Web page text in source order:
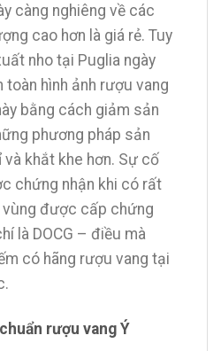
càng nghiêng về các
cao hơn là giá rẻ. Tuy
nho tại Puglia ngày
toàn hình ảnh rượu vang
bằng cách giảm sản
phương pháp sản
khắt khe hơn. Sự cố
chứng nhận khi có rất
vùng được cấp chứng
là DOCG – điều mà
có hãng rượu vang tại
rượu vang Ý